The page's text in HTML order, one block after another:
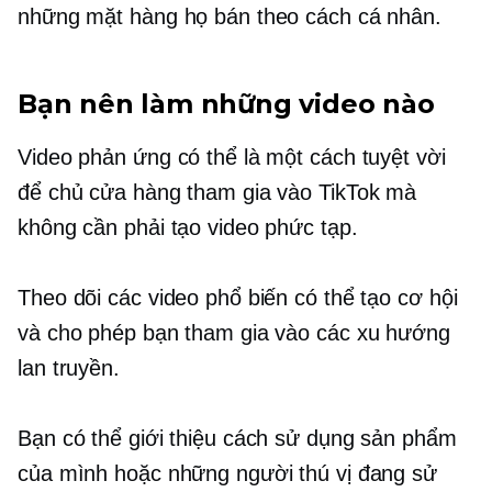
những mặt hàng họ bán theo cách cá nhân.
Bạn nên làm những video nào
Video phản ứng có thể là một cách tuyệt vời
để chủ cửa hàng tham gia vào TikTok mà
không cần phải tạo video phức tạp.
Theo dõi các video phổ biến có thể tạo cơ hội
và cho phép bạn tham gia vào các xu hướng
lan truyền.
Bạn có thể giới thiệu cách sử dụng sản phẩm
của mình hoặc những người thú vị đang sử